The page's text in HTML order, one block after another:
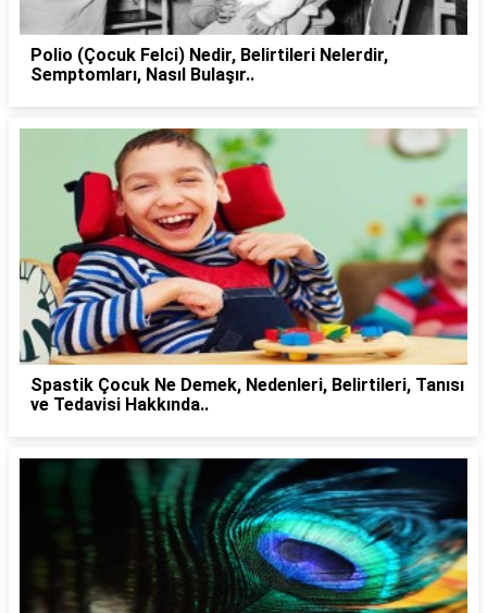
Polio (Çocuk Felci) Nedir, Belirtileri Nelerdir,
Semptomları, Nasıl Bulaşır..
Spastik Çocuk Ne Demek, Nedenleri, Belirtileri, Tanısı
ve Tedavisi Hakkında..